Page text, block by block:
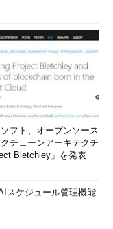
フト、オープンソース
チェーンアーキテクチ
Bletchley」を発表
スケジュール管理機能